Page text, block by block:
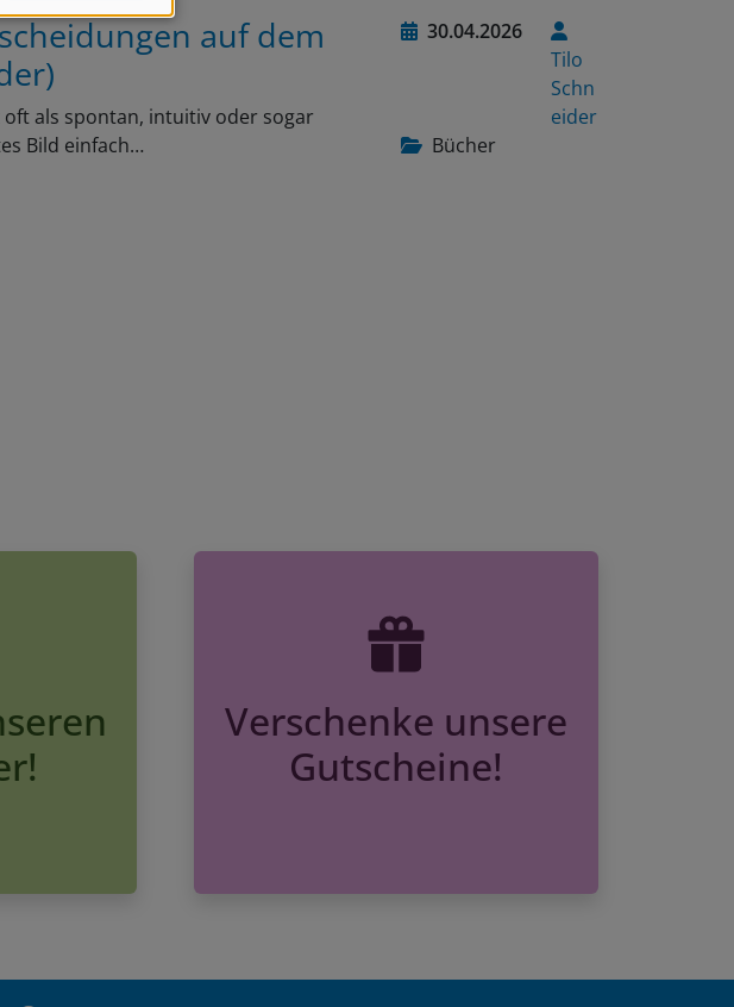
30.04.2026
Tilo
Schn
eider
Bücher
auf dem
als spontan, intuitiv oder sogar
Bild einfach…
Verschenke unsere
Gutscheine!